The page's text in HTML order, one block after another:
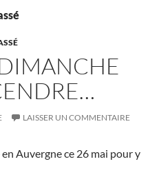
LAISSER UN COMMENTAIRE
Auvergne ce 26 mai pour y